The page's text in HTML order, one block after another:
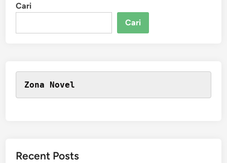
Cari
Cari
Zona Novel
Recent Posts